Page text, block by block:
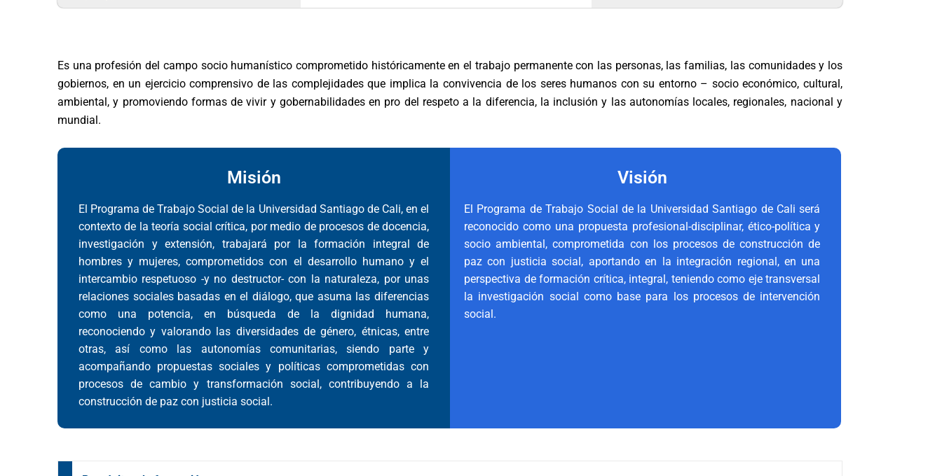
Es una profesión del campo socio humanístico comprometido históricamente en el trabajo permanente con las personas, las familias, las comunidades y los
gobiernos, en un ejercicio comprensivo de las complejidades que implica la convivencia de los seres humanos con su entorno – socio económico, cultural,
ambiental, y promoviendo formas de vivir y gobernabilidades en pro del respeto a la diferencia, la inclusión y las autonomías locales, regionales, nacional y
mundial.
Misión
El Programa de Trabajo Social de la Universidad Santiago de Cali, en el
contexto de la teoría social crítica, por medio de procesos de docencia,
investigación y extensión, trabajará por la formación integral de
hombres y mujeres, comprometidos con el desarrollo humano y el
intercambio respetuoso -y no destructor- con la naturaleza, por unas
relaciones sociales basadas en el diálogo, que asuma las diferencias
como una potencia, en búsqueda de la dignidad humana,
reconociendo y valorando las diversidades de género, étnicas, entre
otras, así como las autonomías comunitarias, siendo parte y
acompañando propuestas sociales y políticas comprometidas con
procesos de cambio y transformación social, contribuyendo a la
construcción de paz con justicia social.
Visión
El Programa de Trabajo Social de la Universidad Santiago de Cali será
reconocido como una propuesta profesional-disciplinar, ético-política y
socio ambiental, comprometida con los procesos de construcción de
paz con justicia social, aportando en la integración regional, en una
perspectiva de formación crítica, integral, teniendo como eje transversal
la investigación social como base para los procesos de intervención
social.